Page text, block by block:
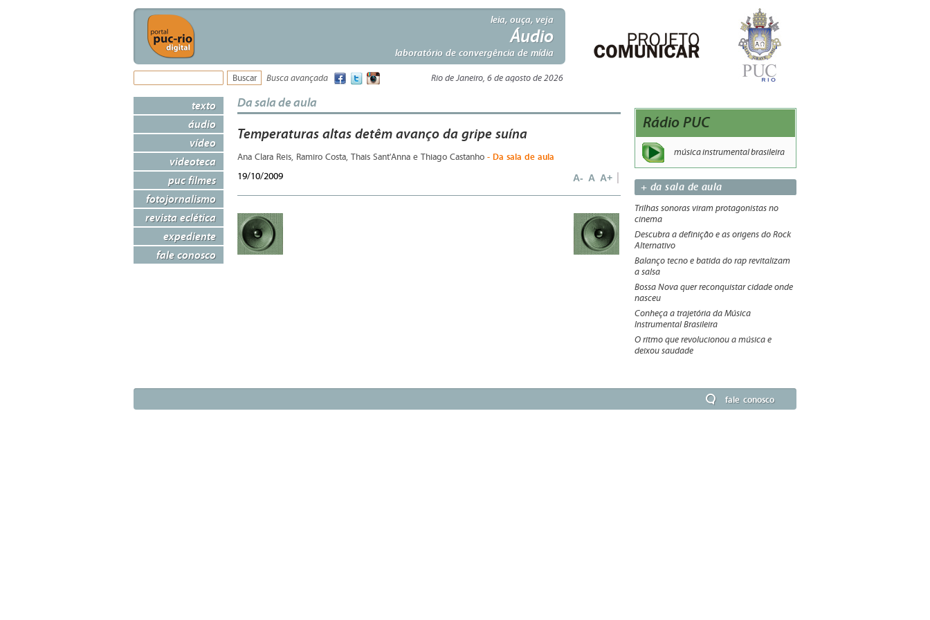
leia, ouça, veja
Áudio
laboratório de convergência de mídia
Busca avançada Rio de Janeiro, 6 de agosto de 2026
texto
áudio
vídeo
videoteca
puc filmes
fotojornalismo
revista eclética
expediente
fale conosco
Da sala de aula
Temperaturas altas detêm avanço da gripe suína
Ana Clara Reis, Ramiro Costa, Thais Sant'Anna e Thiago Castanho - Da sala de aula
19/10/2009 A- A A+
Rádio PUC
música instrumental brasileira
+ da sala de aula
Trilhas sonoras viram protagonistas no
cinema
Descubra a definição e as origens do Rock
Alternativo
Balanço tecno e batida do rap revitalizam
a salsa
Bossa Nova quer reconquistar cidade onde
nasceu
Conheça a trajetória da Música
Instrumental Brasileira
O ritmo que revolucionou a música e
deixou saudade
fale conosco